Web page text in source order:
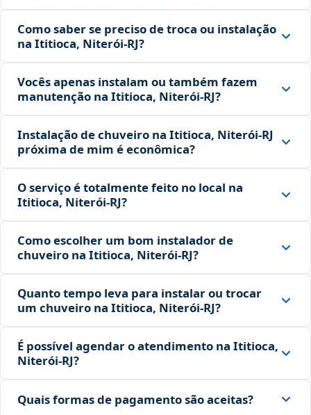
Como saber se preciso de troca ou instalação
na Ititioca, Niterói‑RJ?
Vocês apenas instalam ou também fazem
manutenção na Ititioca, Niterói‑RJ?
Instalação de chuveiro na Ititioca, Niterói‑RJ
próxima de mim é econômica?
O serviço é totalmente feito no local na
Ititioca, Niterói‑RJ?
Como escolher um bom instalador de
chuveiro na Ititioca, Niterói‑RJ?
Quanto tempo leva para instalar ou trocar
um chuveiro na Ititioca, Niterói‑RJ?
É possível agendar o atendimento na Ititioca,
Niterói‑RJ?
Quais formas de pagamento são aceitas?